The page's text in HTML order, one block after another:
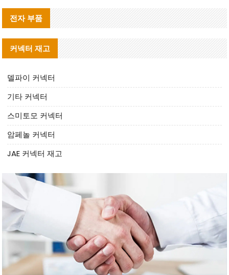
전자 부품
커넥터 재고
델파이 커넥터
기타 커넥터
스미토모 커넥터
암페놀 커넥터
JAE 커넥터 재고